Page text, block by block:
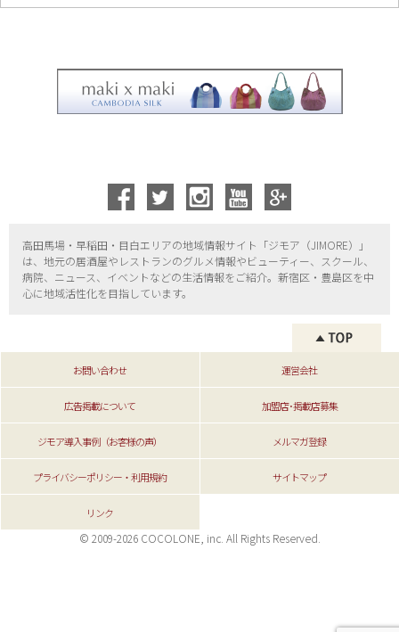
高田馬場・早稲田・目白エリアの地域情報サイト「ジモア（JIMORE）」
は、地元の居酒屋やレストランのグルメ情報やビューティー、 スクール、
病院、ニュース、イベントなどの生活情報をご紹介。新宿区・ 豊島区を中
心に地域活性化を目指しています。
お問い合わせ 運営会社
広告掲載について 加盟店･掲載店募集
ジモア導入事例（お客様の声） メルマガ登録
プライバシーポリシー・利用規約 サイトマップ
リンク
© 2009-2026 COCOLONE, inc. All Rights Reserved.